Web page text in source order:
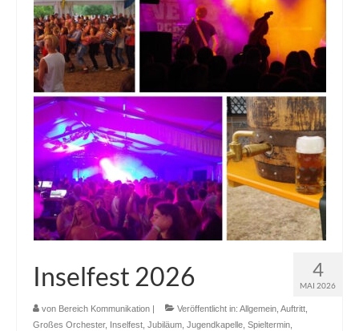
4
MAI 2026
Inselfest 2026
von Bereich Kommunikation | Veröffentlicht in: Allgemein Auftritt
Großes Orchester, Inselfest Jubiläum Jugendkapelle Spieltermin